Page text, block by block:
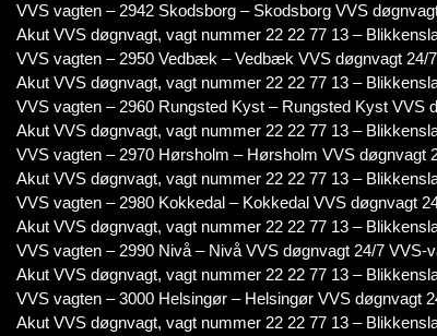
VVS vagten – 2942 Skodsborg – Skodsborg VVS
Akut VVS døgnvagt, vagt nummer 22 22 77 13 –
VVS vagten – 2950 Vedbæk – Vedbæk VVS døgnvagt 24/
Akut VVS døgnvagt, vagt nummer 22 22 77 13 –
VVS vagten – 2960 Rungsted Kyst – Rungsted Kyst VVS
Akut VVS døgnvagt, vagt nummer 22 22 77 13 –
VVS vagten – 2970 Hørsholm – Hørsholm VVS døgnvagt
Akut VVS døgnvagt, vagt nummer 22 22 77 13 –
VVS vagten – 2980 Kokkedal – Kokkedal VVS døgnvagt
Akut VVS døgnvagt, vagt nummer 22 22 77 13 –
VVS vagten – 2990 Nivå – Nivå VVS døgnvagt 24/7 VVS-
Akut VVS døgnvagt, vagt nummer 22 22 77 13 –
VVS vagten – 3000 Helsingør – Helsingør VVS døgnvagt
Akut VVS døgnvagt, vagt nummer 22 22 77 13 –